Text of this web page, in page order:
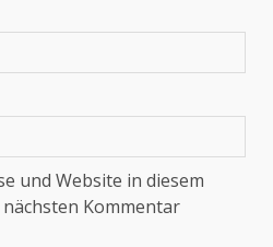
und Website in diesem
Kommentar